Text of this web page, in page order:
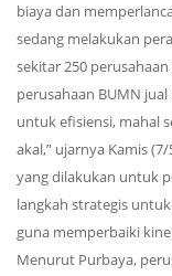
biaya dan
sedang melakukan
sekitar 250
perusahaan BUMN
untuk efisiensi, mahal
akal,” ujarnya Kamis
yang dilakukan untuk
langkah strategis
guna memperbaiki
Menurut Purbaya,